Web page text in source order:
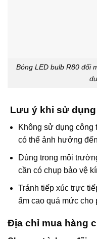
Bóng LED bulb R80 đổi
Lưu ý khi sử dụng
Không sử dụng công
có thể ảnh hưởng
Dùng trong môi
cần có chụp bảo vệ
Tránh tiếp xúc trực
ẩm cao quá mức cho
Địa chỉ mua hàng